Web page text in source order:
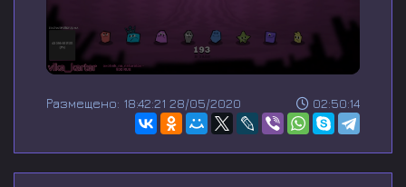
e
n
02:50:14
Размещено: 18:42:21 28/05/2020